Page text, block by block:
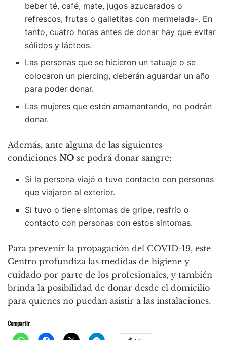
beber té, café, mate, jugos azucarados o
refrescos, frutas o galletitas con mermelada-. En
tanto, cuatro horas antes de donar hay que evitar
sólidos y lácteos.
Las personas que se hicieron un tatuaje o se
colocaron un piercing, deberán aguardar un año
para poder donar.
Las mujeres que estén amamantando, no podrán
donar.
Además, ante alguna de las siguientes
condiciones NO se podrá donar sangre:
Si la persona viajó o tuvo contacto con personas
que viajaron al exterior.
Si tuvo o tiene síntomas de gripe, resfrío o
contacto con personas con estos síntomas.
Para prevenir la propagación del COVID-19, este
Centro profundiza las medidas de higiene y
cuidado por parte de los profesionales, y también
brinda la posibilidad de donar desde el domicilio
para quienes no puedan asistir a las instalaciones.
Compartir